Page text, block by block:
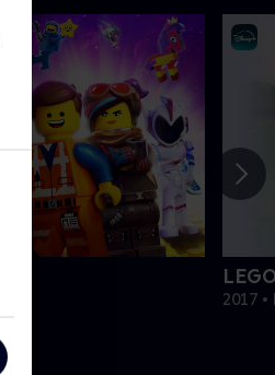
2017